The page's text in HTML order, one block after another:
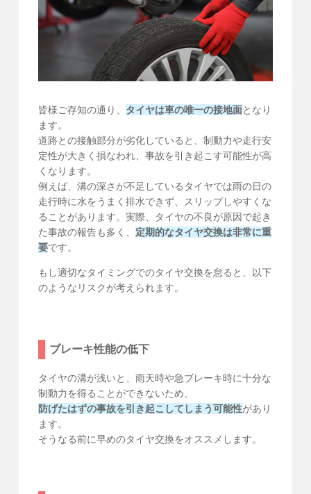
皆様ご存知の通り、 タイヤは車の唯一の接地面となり
ます。
道路との接触部分が劣化していると、制動力や走行安
定性が大きく損なわれ、事故を引き起こす可能性が高
くなります。
例えば、溝の深さが不足しているタイヤでは雨の日の
走行時に水をうまく排水できず、スリップしやすくな
ることがあります。実際、タイヤの不良が原因で起き
た事故の報告も多く、 定期的なタイヤ交換は非常に重
要です。
もし適切なタイミングでのタイヤ交換を怠ると、以下
のようなリスクが考えられます。
ブレーキ性能の低下
タイヤの溝が浅いと、雨天時や急ブレーキ時に十分な
制動力を得ることができないため、
防げたはずの事故を引き起こしてしまう可能性があり
ます。
そうなる前に早めのタイヤ交換をオススメします。